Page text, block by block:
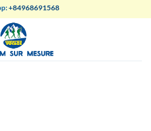
+84968691568